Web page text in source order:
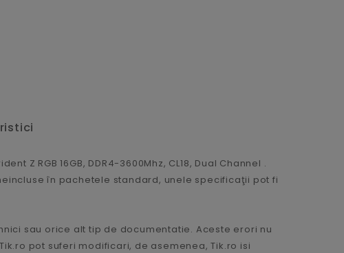
Z RGB 16GB, DDR4-3600Mhz, CL18, Dual Channel .
în pachetele standard, unele specificaţii pot fi
sau orice alt tip de documentatie. Aceste erori nu
pot suferi modificari, de asemenea, Tik.ro isi